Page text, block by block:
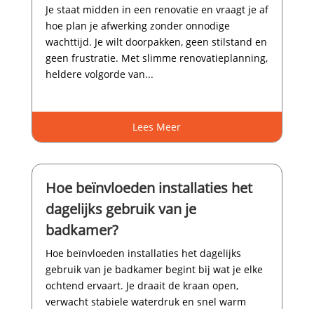
Je staat midden in een renovatie en vraagt je af
hoe plan je afwerking zonder onnodige
wachttijd.​ Je wilt doorpakken, geen stilstand en
geen frustratie.​ Met slimme renovatieplanning,
heldere volgorde van...
Lees Meer
Hoe beïnvloeden installaties het
dagelijks gebruik van je
badkamer?
Hoe beïnvloeden installaties het dagelijks
gebruik van je badkamer begint bij wat je elke
ochtend ervaart.​ Je draait de kraan open,
verwacht stabiele waterdruk en snel warm